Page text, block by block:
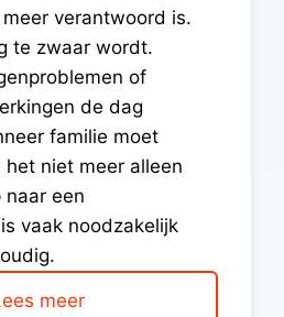
verantwoord is.
te zwaar wordt.
of
de dag
familie moet
niet meer alleen
naar een
vaak noodzakelijk
meer